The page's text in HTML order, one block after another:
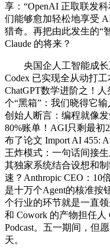
享：“OpenAI 正取联发
们能够愈加轻松地享受
猎奇。再把由此发生的“
Claude 的将来？
央国企人工智能成长
Codex 已实现全从动打工
ChatGPT数学进阶之！
个“黑箱”：我们晓得它
创始人断言：编程就像
80%账单！AGI只剩最初
布了论文 Import AI 455:
王炸模式：一句话间接
其独家系统结合设想和
速？Anthropic CEO：10
是十万个Agent的核准按
个行业的环节就是一直
和 Cowork 的产物担任人
Podcast。五一期间，但
天。